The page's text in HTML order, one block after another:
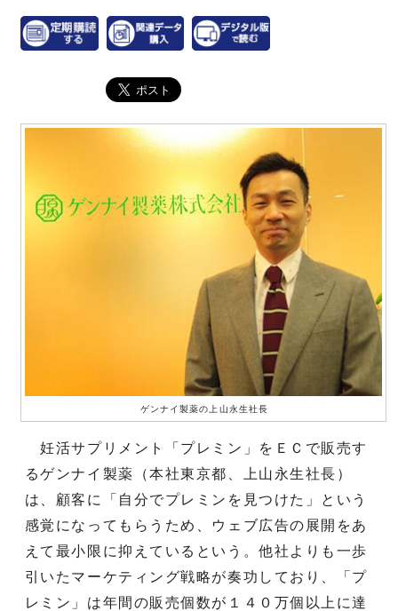
ゲンナイ製薬の上山永生社長
妊活サプリメント「プレミン」をＥＣで販売す
るゲンナイ製薬（本社東京都、上山永生社長）
は、顧客に「自分でプレミンを見つけた」という
感覚になってもらうため、ウェブ広告の展開をあ
えて最小限に抑えているという。他社よりも一歩
引いたマーケティング戦略が奏功しており、「プ
レミン」は年間の販売個数が１４０万個以上に達